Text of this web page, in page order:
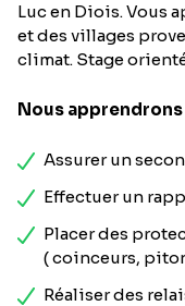
Luc en Diois. Vous
et des villages
climat. Stage
Nous
Assurer un
Effectuer un
Placer des
( coinceurs,
Réaliser des